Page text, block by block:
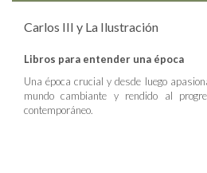
Carlos III y La Ilustración
Libros para entender una época
Una época crucial y desde luego
mundo cambiante y rendido al
contemporáneo.